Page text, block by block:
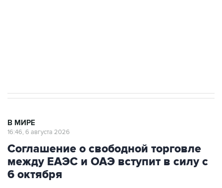
В МИРЕ
16:46, 6 августа 2026
Соглашение о свободной торговле
между ЕАЭС и ОАЭ вступит в силу с
6 октября